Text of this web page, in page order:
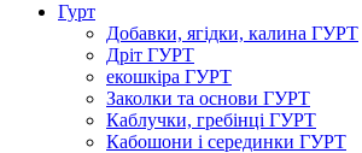
Гурт
Добавки, ягідки, калина ГУРТ
Дріт ГУРТ
екошкіра ГУРТ
Заколки та основи ГУРТ
Каблучки, гребінці ГУРТ
Кабошони і серединки ГУРТ